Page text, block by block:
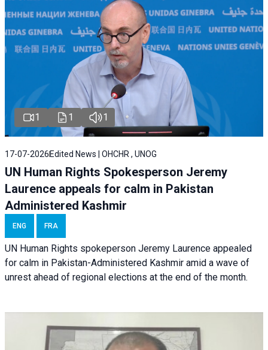
1 1 1
17-07-2026 Edited News | OHCHR , UNOG
UN Human Rights Spokesperson Jeremy
Laurence appeals for calm in Pakistan
Administered Kashmir
ENG FRA
UN Human Rights spokeperson Jeremy Laurence appealed
for calm in Pakistan-Administered Kashmir amid a wave of
unrest ahead of regional elections at the end of the month.